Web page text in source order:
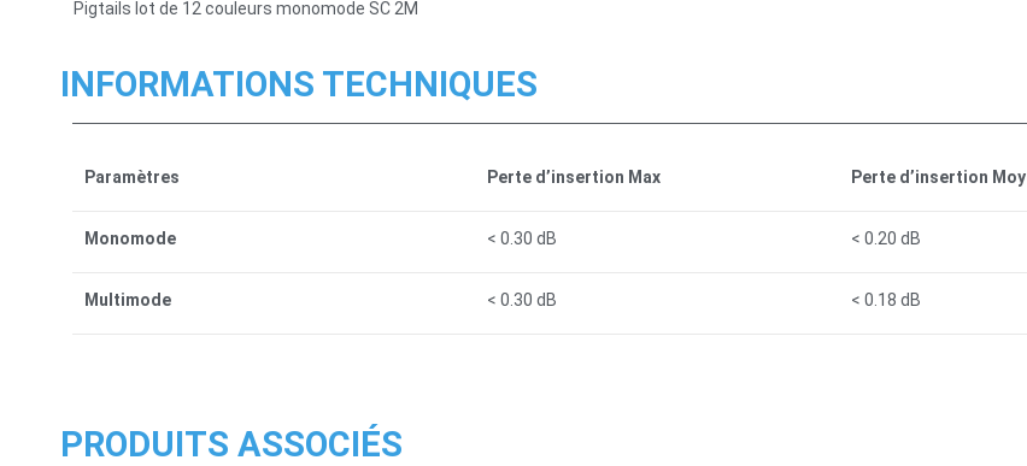
Pigtails lot de 12 couleurs monomode SC 2M
INFORMATIONS TECHNIQUES
Paramètres Perte d’insertion Max Perte d’insertion Moy
Monomode < 0.30 dB < 0.20 dB
Multimode < 0.30 dB < 0.18 dB
PRODUITS ASSOCIÉS